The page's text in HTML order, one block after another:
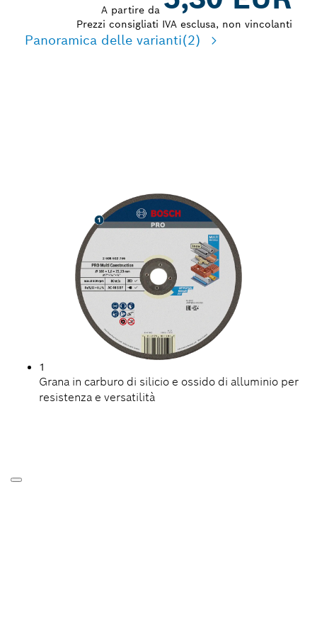
A partire da
Prezzi consigliati IVA esclusa, non vincolanti
Panoramica delle varianti(2)
1
Grana in carburo di silicio e ossido di alluminio per
resistenza e versatilità